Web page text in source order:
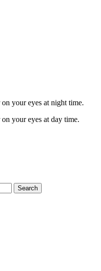
your eyes at night time.
your eyes at day time.
Search